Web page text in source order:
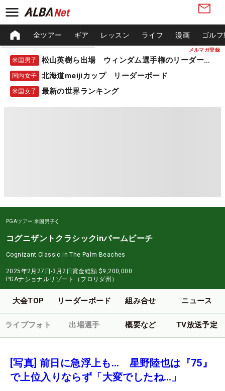
メルマガ登録
全ツアー ギア レッスン ライフ 漫画 ゴル
米国男子 松山英樹ら出場 ウィンダム選手権のリーダーボード
国内女子 北海道meijiカップ リーダーボード
米国女子 最新の世界ランキング
PGAツアー 米国男子
コグニザントクラシックinパームビーチ
Cognizant Classic in The Palm Beaches
2025年2月27日-3月2日賞金総額 $9,200,000
PGAナショナルリゾート（フロリダ州）
大会TOP リーダーボード 組み合せ ニュース
ライブフォト 出場選手 概要など TV放送予定
[写真] 前日に急浮上も… 星野陸也は『75』
で上位入りならず「大変でしたね…」